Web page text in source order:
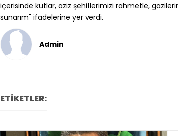
içerisinde kutlar, aziz şehitlerimizi rahmetle,
sunarım" ifadelerine yer verdi.
Admin
ETİKETLER: